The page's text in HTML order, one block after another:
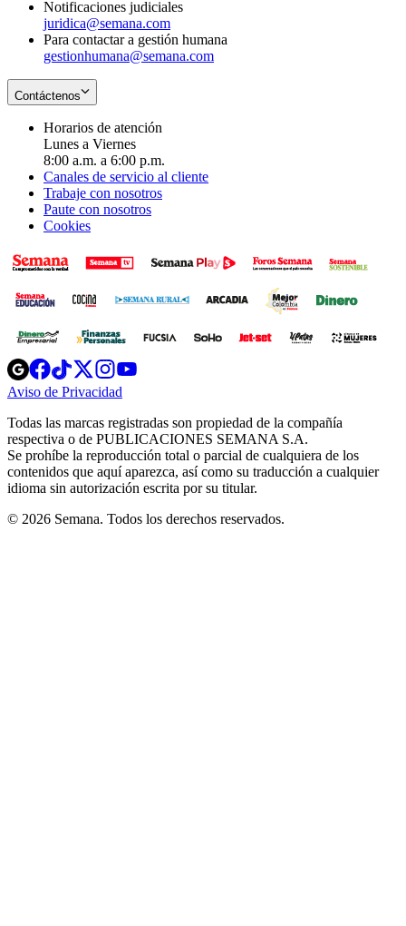
Notificaciones judiciales
juridica@semana.com
Para contactar a gestión humana
gestionhumana@semana.com
Contáctenos
Horarios de atención
Lunes a Viernes
8:00 a.m. a 6:00 p.m.
Canales de servicio al cliente
Trabaje con nosotros
Paute con nosotros
Cookies
Opens
in
new
Opens
in
new
Opens
in
new
window
Opens
new
windowwindow
Aviso de Privacidad
new
window
Todas las marcas registradas son propiedad de la compañía
respectiva o de PUBLICACIONES SEMANA S.A.
Se prohíbe la reproducción total o parcial de cualquiera de los
contenidos que aquí aparezca, así como su traducción a cualquier
idioma sin autorización escrita por su titular.
© 2026 Semana. Todos los derechos reservados.